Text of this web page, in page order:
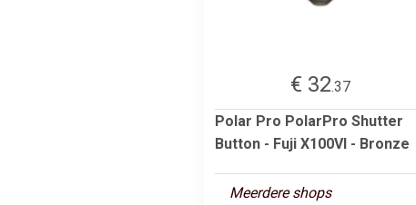
€ 32.37
Polar Pro PolarPro Shutter
Button - Fuji X100VI - Bronze
Meerdere shops